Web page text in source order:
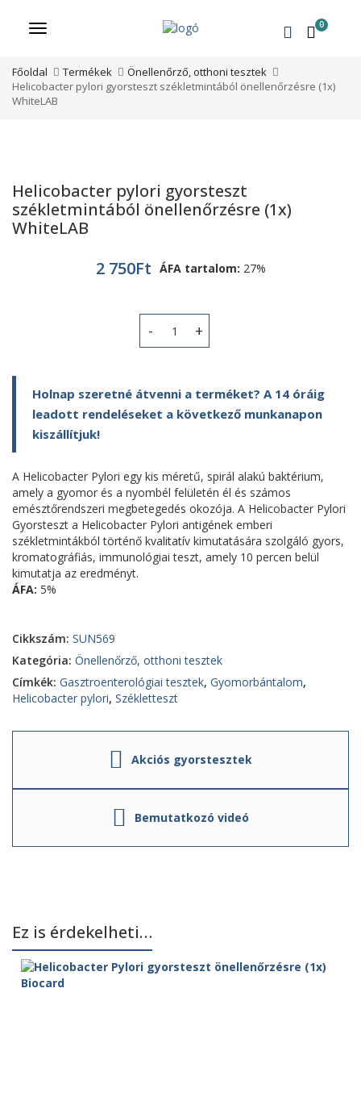
Menü 0
Főoldal Termékek
Önellenőrző, otthoni tesztek
Helicobacter pylori gyorsteszt székletmintából önellenőrzésre (1x)
WhiteLAB
Helicobacter pylori gyorsteszt
székletmintából önellenőrzésre (1x)
WhiteLAB
2 750Ft ÁFA tartalom: 27%
Helicobacter pylori gyorsteszt
Holnap szeretné átvenni a terméket? A 14 óráig
leadott rendeléseket a következő munkanapon
kiszállítjuk!
A Helicobacter Pylori egy kis méretű, spirál alakú baktérium,
amely a gyomor és a nyombél felületén él és számos
emésztőrendszeri megbetegedés okozója. A Helicobacter Pylori
Gyorsteszt a Helicobacter Pylori antigének emberi
székletmintákból történő kvalitatív kimutatására szolgáló gyors,
kromatográfiás, immunológiai teszt, amely 10 percen belül
kimutatja az eredményt.
ÁFA: 5%
Cikkszám: SUN569
Kategória: Önellenőrző, otthoni tesztek
Címkék: Gasztroenterológiai tesztek, Gyomorbántalom,
Helicobacter pylori, Székletteszt
Akciós gyorstesztek
Bemutatkozó videó
Ez is érdekelheti…